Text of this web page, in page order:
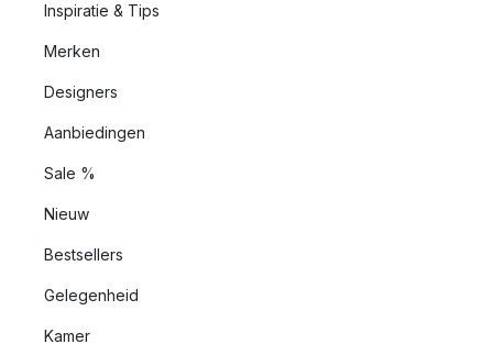
Inspiratie & Tips
Merken
Designers
Aanbiedingen
Sale %
Nieuw
Bestsellers
Gelegenheid
Kamer